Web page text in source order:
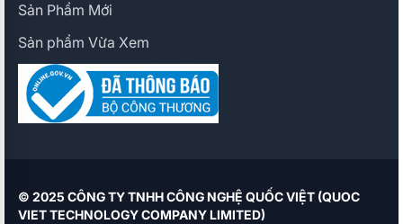
Sản Phẩm Mới
Sản phẩm Vừa Xem
© 2025 CÔNG TY TNHH CÔNG NGHỆ QUỐC VIỆT (QUOC
VIET TECHNOLOGY COMPANY LIMITED)